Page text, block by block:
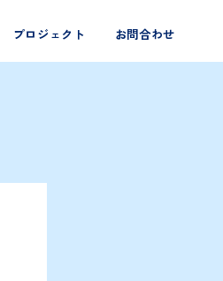
プロジェクト お問合わせ